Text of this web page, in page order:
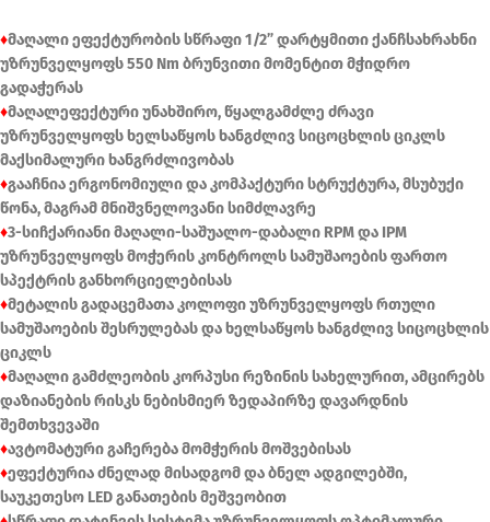
♦მაღალი ეფექტურობის სწრაფი 1/2” დარტყმითი ქანჩსახრახნი
უზრუნველყოფს 550 Nm ბრუნვითი მომენტით მჭიდრო
გადაჭერას
♦მაღალეფექტური უნახშირო, წყალგამძლე ძრავი
უზრუნველყოფს ხელსაწყოს ხანგძლივ სიცოცხლის ციკლს
მაქსიმალური ხანგრძლივობას
♦გააჩნია ერგონომიული და კომპაქტური სტრუქტურა, მსუბუქი
წონა, მაგრამ მნიშვნელოვანი სიმძლავრე
♦3-სიჩქარიანი მაღალი-საშუალო-დაბალი RPM და IPM
უზრუნველყოფს მოჭერის კონტროლს სამუშაოების ფართო
სპექტრის განხორციელებისას
♦მეტალის გადაცემათა კოლოფი უზრუნველყოფს რთული
სამუშაოების შესრულებას და ხელსაწყოს ხანგძლივ სიცოცხლის
ციკლს
♦მაღალი გამძლეობის კორპუსი რეზინის სახელურით, ამცირებს
დაზიანების რისკს ნებისმიერ ზედაპირზე დავარდნის
შემთხვევაში
♦ავტომატური გაჩერება მომჭერის მოშვებისას
♦ეფექტურია ძნელად მისადგომ და ბნელ ადგილებში,
საუკეთესო LED განათების მეშვეობით